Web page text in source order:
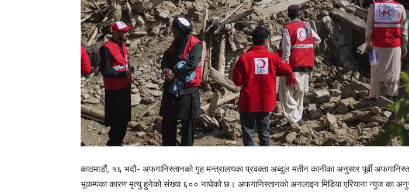
काठमाडौं, १६ भदौ- अफगानिस्तानको गृह मन्त्रालयका प्रवक्ता अब्दुल मतीन कानीका अनुसार पूर्वी
भूकम्पका कारण मृत्यु हुनेको संख्या ६०० नाघेको छ। अफगानिस्तानको अनलाइन मिडिया एरियाना न्युज का